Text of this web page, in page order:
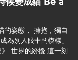
的姿態， 擁抱，獨自
為別人眼中的模樣」
世界的紛擾 這一刻